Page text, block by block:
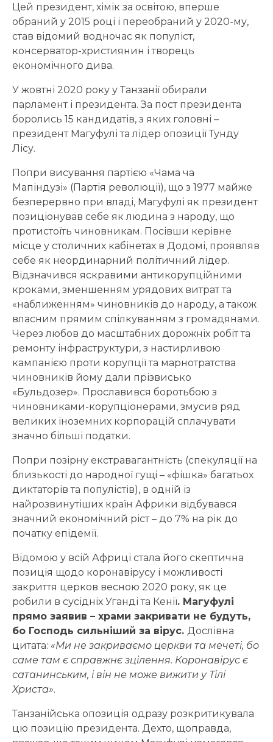
Цей президент, хімік за освітою, вперше
обраний у 2015 році і переобраний у 2020-му,
став відомий водночас як популіст,
консерватор-християнин і творець
економічного дива.
У жовтні 2020 року у Танзанії обирали
парламент і президента. За пост президента
боролись 15 кандидатів, з яких головні –
президент Магуфулі та лідер опозиції Тунду
Лісу.
Попри висування партією «Чама ча
Мапіндузі» (Партія революції), що з 1977 майже
безперервно при владі, Магуфулі як президент
позиціонував себе як людина з народу, що
протистоїть чиновникам. Посівши керівне
місце у столичних кабінетах в Додомі, проявляв
себе як неординарний політичний лідер.
Відзначився яскравими антикорупційними
кроками, зменшенням урядових витрат та
«наближенням» чиновників до народу, а також
власним прямим спілкуванням з громадянами.
Через любов до масштабних дорожніх робіт та
ремонту інфраструктури, з настирливою
кампанією проти корупції та марнотратства
чиновників йому дали прізвисько
«Бульдозер». Прославився боротьбою з
чиновниками-корупціонерами, змусив ряд
великих іноземних корпорацій сплачувати
значно більші податки.
Попри позірну екстравагантність (спекуляції на
близькості до народної гущі – «фішка» багатьох
диктаторів та популістів), в одній із
найрозвинутіших країн Африки відбувався
значний економічний ріст – до 7% на рік до
початку епідемії.
Відомою у всій Африці стала його скептична
позиція щодо коронавірусу і можливості
закриття церков весною 2020 року, як це
робили в сусідніх Уганді та Кенії. Магуфулі
прямо заявив – храми закривати не будуть,
бо Господь сильніший за вірус. Дослівна
цитата: «Ми не закриваємо церкви та мечеті, бо
саме там є справжнє зцілення. Коронавірус є
сатанинським, і він не може вижити у Тілі
Христа».
Танзанійська опозиція одразу розкритикувала
цю позицію президента. Дехто, щоправда,